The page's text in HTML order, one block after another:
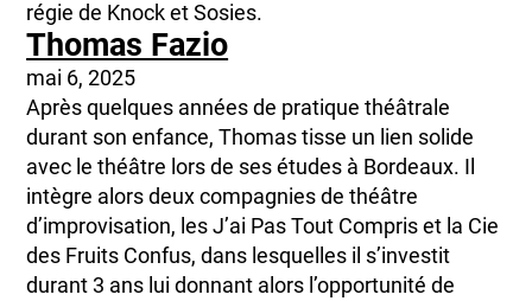
régie de Knock et Sosies.
Thomas Fazio
mai 6, 2025
Après quelques années de pratique théâtrale
durant son enfance, Thomas tisse un lien solide
avec le théâtre lors de ses études à Bordeaux. Il
intègre alors deux compagnies de théâtre
d’improvisation, les J’ai Pas Tout Compris et la Cie
des Fruits Confus, dans lesquelles il s’investit
durant 3 ans lui donnant alors l’opportunité de